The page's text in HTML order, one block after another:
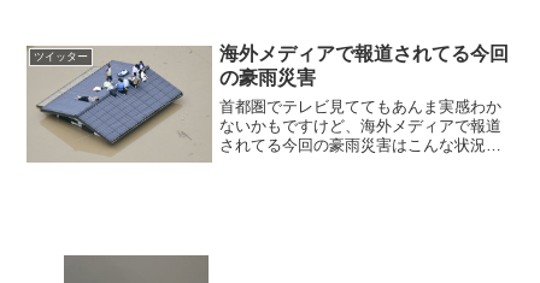
ツイッター
海外メディアで報道されてる今回
の豪雨災害
首都圏でテレビ見ててもあんま実感わか
ないかもですけど、海外メディアで報道
されてる今回の豪雨災害はこんな状況で